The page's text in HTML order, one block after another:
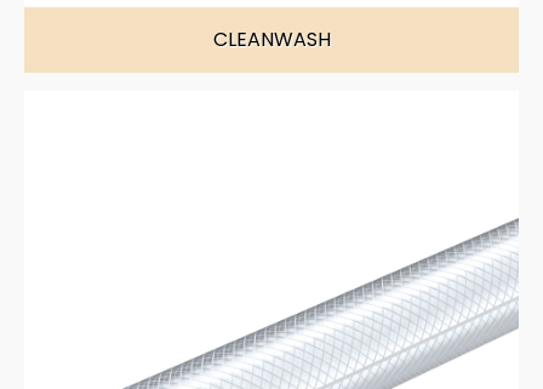
CLEANWASH